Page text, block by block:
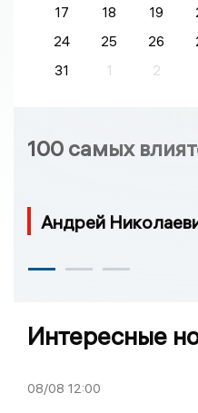
17
18 19
24
25 26
31
1 2
100 самых
Андрей
Интересные
08/08 12:00